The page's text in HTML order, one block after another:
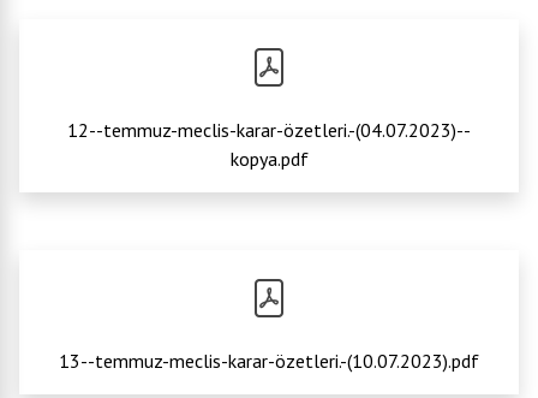
12--temmuz-meclis-karar-özetleri.-(04.07.2023)--
kopya.pdf
13--temmuz-meclis-karar-özetleri.-(10.07.2023).pdf